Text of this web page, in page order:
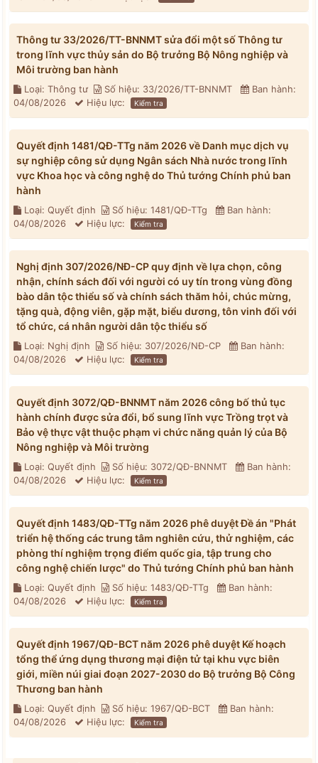
Thông tư 33/2026/TT-BNNMT sửa đổi một số Thông tư
trong lĩnh vực thủy sản do Bộ trưởng Bộ Nông nghiệp và
Môi trường ban hành
Loại: Thông tư Số hiệu: 33/2026/TT-BNNMT
Ban hành:
04/08/2026
Hiệu lực: Kiểm tra
Quyết định 1481/QĐ-TTg năm 2026 về Danh mục dịch vụ
sự nghiệp công sử dụng Ngân sách Nhà nước trong lĩnh
vực Khoa học và công nghệ do Thủ tướng Chính phủ ban
hành
Loại: Quyết định Số hiệu: 1481/QĐ-TTg
Ban hành:
04/08/2026
Hiệu lực: Kiểm tra
Nghị định 307/2026/NĐ-CP quy định về lựa chọn, công
nhận, chính sách đối với người có uy tín trong vùng đồng
bào dân tộc thiểu số và chính sách thăm hỏi, chúc mừng,
tặng quà, động viên, gặp mặt, biểu dương, tôn vinh đối với
tổ chức, cá nhân người dân tộc thiểu số
Loại: Nghị định Số hiệu: 307/2026/NĐ-CP
Ban hành:
04/08/2026
Hiệu lực: Kiểm tra
Quyết định 3072/QĐ-BNNMT năm 2026 công bố thủ tục
hành chính được sửa đổi, bổ sung lĩnh vực Trồng trọt và
Bảo vệ thực vật thuộc phạm vi chức năng quản lý của Bộ
Nông nghiệp và Môi trường
Loại: Quyết định Số hiệu: 3072/QĐ-BNNMT
Ban hành:
04/08/2026
Hiệu lực: Kiểm tra
Quyết định 1483/QĐ-TTg năm 2026 phê duyệt Đề án "Phát
triển hệ thống các trung tâm nghiên cứu, thử nghiệm, các
phòng thí nghiệm trọng điểm quốc gia, tập trung cho
công nghệ chiến lược" do Thủ tướng Chính phủ ban hành
Loại: Quyết định Số hiệu: 1483/QĐ-TTg
Ban hành:
04/08/2026
Hiệu lực: Kiểm tra
Quyết định 1967/QĐ-BCT năm 2026 phê duyệt Kế hoạch
tổng thể ứng dụng thương mại điện tử tại khu vực biên
giới, miền núi giai đoạn 2027-2030 do Bộ trưởng Bộ Công
Thương ban hành
Loại: Quyết định Số hiệu: 1967/QĐ-BCT
Ban hành:
04/08/2026
Hiệu lực: Kiểm tra